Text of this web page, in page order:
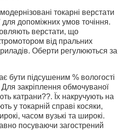
токарні верстати
для допоміжних умов точіння.
верстати, що
від пральних
Оберти регулюються за
бути підсушеним % вологості
закріплення обмочуваної
катрани??. Їх накручують на
у токарній справі косяки,
часом вузькі та широкі.
посуваючи загострений